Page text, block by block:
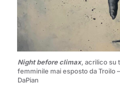
Night before climax, acrilico su
femminile mai esposto da Troilo
DaPian